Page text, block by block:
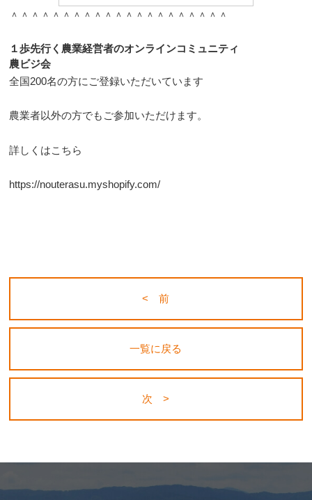
＾＾＾＾＾＾＾＾＾＾＾＾＾＾＾＾＾＾＾＾＾
１歩先行く農業経営者のオンラインコミュニティ
農ビジ会
全国200名の方にご登録いただいています
農業者以外の方でもご参加いただけます。
詳しくはこちら
https://nouterasu.myshopify.com/
< 前
一覧に戻る
次 >